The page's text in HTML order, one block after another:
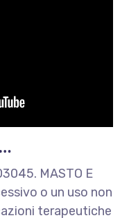
MASTO E
o un uso non
terapeutiche